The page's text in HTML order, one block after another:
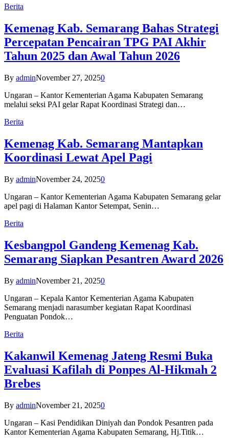
Berita
Kemenag Kab. Semarang Bahas Strategi
Percepatan Pencairan TPG PAI Akhir
Tahun 2025 dan Awal Tahun 2026
By adminNovember 27, 20250
Ungaran – Kantor Kementerian Agama Kabupaten Semarang
melalui seksi PAI gelar Rapat Koordinasi Strategi dan…
Berita
Kemenag Kab. Semarang Mantapkan
Koordinasi Lewat Apel Pagi
By adminNovember 24, 20250
Ungaran – Kantor Kementerian Agama Kabupaten Semarang gelar
apel pagi di Halaman Kantor Setempat, Senin…
Berita
Kesbangpol Gandeng Kemenag Kab.
Semarang Siapkan Pesantren Award 2026
By adminNovember 21, 20250
Ungaran – Kepala Kantor Kementerian Agama Kabupaten
Semarang menjadi narasumber kegiatan Rapat Koordinasi
Penguatan Pondok…
Berita
Kakanwil Kemenag Jateng Resmi Buka
Evaluasi Kafilah di Ponpes Al-Hikmah 2
Brebes
By adminNovember 21, 20250
Ungaran – Kasi Pendidikan Diniyah dan Pondok Pesantren pada
Kantor Kementerian Agama Kabupaten Semarang, Hj.Titik…